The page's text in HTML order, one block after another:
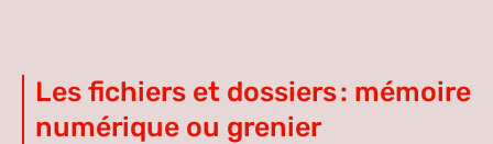
Les fichiers et dossiers : mémoire
numérique ou grenier